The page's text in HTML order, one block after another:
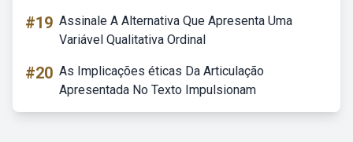
#19 Assinale A Alternativa Que Apresenta Uma
Variável Qualitativa Ordinal
#20 As Implicações éticas Da Articulação
Apresentada No Texto Impulsionam